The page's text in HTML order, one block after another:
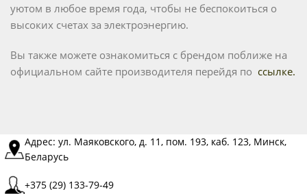
уютом в любое время года, чтобы не беспокоиться о
высоких счетах за электроэнергию.
Вы также можете ознакомиться c брендом поближе на
официальном сайте производителя перейдя по ссылке.
Адрес: ул. Маяковского, д. 11, пом. 193, каб. 123, Минск,
Беларусь
+375 (29) 133-79-49